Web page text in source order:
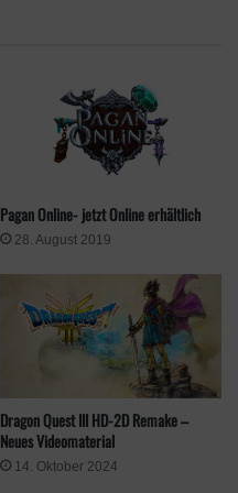
Pagan Online- jetzt Online erhältlich
28. August 2019
Dragon Quest III HD-2D Remake –
Neues Videomaterial
14. Oktober 2024